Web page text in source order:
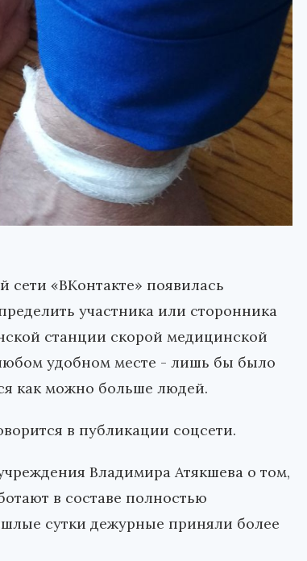
сети «ВКонтакте» появилась
участника или сторонника
станции скорой медицинской
удобном месте - лишь бы было
как можно больше людей.
в публикации соцсети.
Владимира Атякшева о том,
в составе полностью
сутки дежурные приняли более